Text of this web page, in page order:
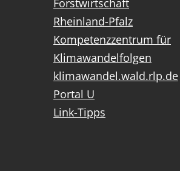
Rheinland-Pfalz
Kompetenzzentrum für
Klimawandelfolgen
klimawandel.wald.rlp.de
Portal U
Link-Tipps